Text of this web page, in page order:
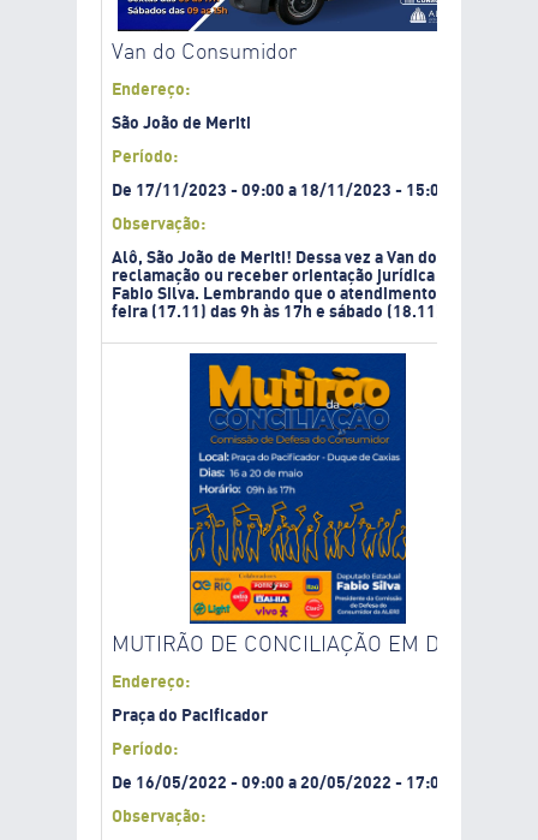
Van do Consumidor
Endereço:
São João de Meriti
Período:
De 17/11/2023 - 09:00 a 18/11/2023 - 15:00
Observação:
Alô, São João de Meriti! Dessa vez a Van do
reclamação ou receber orientação jurídica
Fabio Silva. Lembrando que o atendimento é 100%
feira (17.11) das 9h às 17h e sábado (18.11) das 9h às
MUTIRÃO DE CONCILIAÇÃO EM DUQUE DE
Endereço:
Praça do Pacificador
Período:
De 16/05/2022 - 09:00 a 20/05/2022 - 17:00
Observação: